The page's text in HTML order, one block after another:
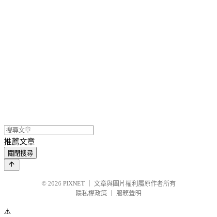
推薦文章
關閉搜尋
© 2026 PIXNET
文章與圖片權利屬原作者所有
隱私權政策
服務聲明
⚠️